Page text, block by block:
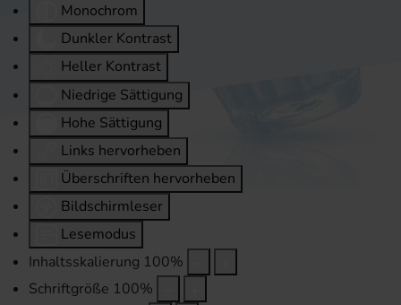
Monochrom
Dunkler Kontrast
Heller Kontrast
Niedrige Sättigung
Hohe Sättigung
Links hervorheben
Überschriften hervorheben
Bildschirmleser
Lesemodus
Inhaltsskalierung 100%
Schriftgröße 100%